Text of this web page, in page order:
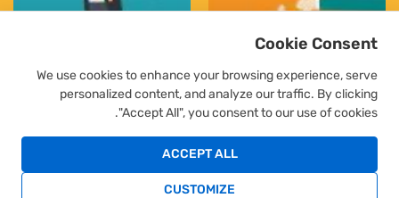
אדם והשמה
בחברת כח אדם והשמה
Cookie Consent
We use cookies to enhance your browsing experience, serve
personalized content, and analyze our traffic. By clicking
"Accept All", you consent to our use of cookies.
ACCEPT ALL
CUSTOMIZE